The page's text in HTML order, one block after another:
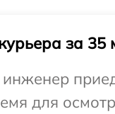
за 35
для